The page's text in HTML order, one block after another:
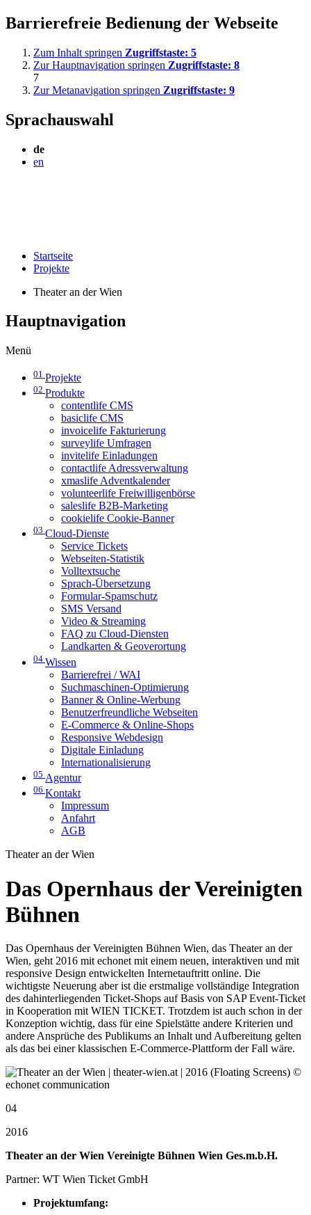
Barrierefreie Bedienung der Webseite
Zum Inhalt springen Zugriffstaste: 5
Zur Hauptnavigation springen Zugriffstaste: 8
7
Zur Metanavigation springen Zugriffstaste: 9
Sprachauswahl
de
en
Startseite
Projekte
Theater an der Wien
Hauptnavigation
Menü
01 Projekte
02 Produkte
contentlife CMS
basiclife CMS
invoicelife Fakturierung
surveylife Umfragen
invitelife Einladungen
contactlife Adressverwaltung
xmaslife Adventkalender
volunteerlife Freiwilligenbörse
saleslife B2B-Marketing
cookielife Cookie-Banner
03 Cloud-Dienste
Service Tickets
Webseiten-Statistik
Volltextsuche
Sprach-Übersetzung
Formular-Spamschutz
SMS Versand
Video & Streaming
FAQ zu Cloud-Diensten
Landkarten & Geoverortung
04 Wissen
Barrierefrei / WAI
Suchmaschinen-Optimierung
Banner & Online-Werbung
Benutzerfreundliche Webseiten
E-Commerce & Online-Shops
Responsive Webdesign
Digitale Einladung
Internationalisierung
05 Agentur
06 Kontakt
Impressum
Anfahrt
AGB
Theater an der Wien
Das Opernhaus der Vereinigten
Bühnen
Das Opernhaus der Vereinigten Bühnen Wien, das Theater an der
Wien, geht 2016 mit echonet mit einem neuen, interaktiven und mit
responsive Design entwickelten Internetauftritt online. Die
wichtigste Neuerung aber ist die erstmalige vollständige Integration
des dahinterliegenden Ticket-Shops auf Basis von SAP Event-Ticket
in Kooperation mit WIEN TICKET. Trotzdem ist auch schon in der
Konzeption wichtig, dass für eine Spielstätte andere Kriterien und
andere Ansprüche des Publikums an Inhalt und Aufbereitung gelten
als das bei einer klassischen E-Commerce-Plattform der Fall wäre.
04
2016
Theater an der Wien Vereinigte Bühnen Wien Ges.m.b.H.
Partner: WT Wien Ticket GmbH
Projektumfang: